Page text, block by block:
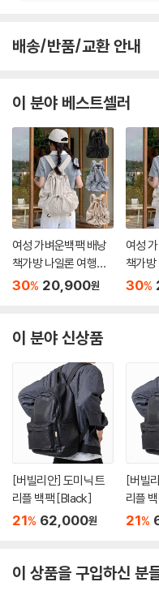
배송/반품/교환 안내
이 분야 베스트셀러
여성 가벼운백팩 배낭
책가방 나일론 여행가
방
30% 20,900원
여성
책가방
방
30%
이 분야 신상품
[버빌리안] 도미닉 트
리플 백팩 [Black]
21% 62,000원
[버빌
리플
21%
이 상품을 구입하신 분